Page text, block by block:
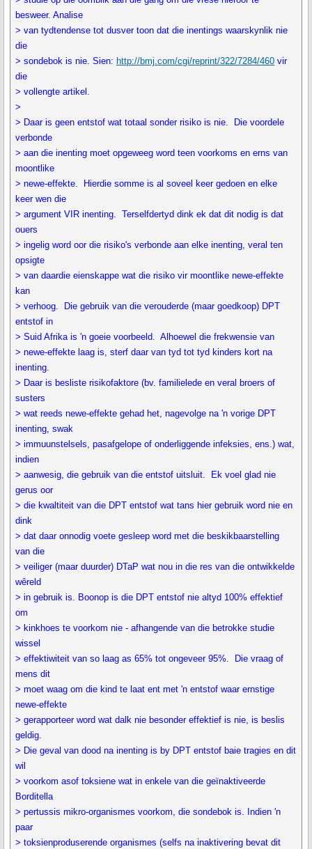
besweer. Analise
> van tydtendense tot dusver toon dat die inentings waarskynlik nie
die
> sondebok is nie. Sien: http://bmj.com/cgi/reprint/322/7284/460 vir
die
> vollengte artikel.
>
> Daar is geen entstof wat totaal sonder risiko is nie. Die voordele
verbonde
> aan die inenting moet opgeweeg word teen voorkoms en erns van
moontlike
> newe-effekte. Hierdie somme is al soveel keer gedoen en elke
keer wen die
> argument VIR inenting. Terselfdertyd dink ek dat dit nodig is dat
ouers
> ingelig word oor die risiko's verbonde aan elke inenting, veral ten
opsigte
> van daardie eienskappe wat die risiko vir moontlike newe-effekte
kan
> verhoog. Die gebruik van die verouderde (maar goedkoop) DPT
entstof in
> Suid Afrika is 'n goeie voorbeeld. Alhoewel die frekwensie van
> newe-effekte laag is, sterf daar van tyd tot tyd kinders kort na
inenting.
> Daar is besliste risikofaktore (bv. familielede en veral broers of
susters
> wat reeds newe-effekte gehad het, nagevolge na 'n vorige DPT
inenting, swak
> immuunstelsels, pasafgelope of onderliggende infeksies, ens.) wat,
indien
> aanwesig, die gebruik van die entstof uitsluit. Ek voel glad nie
gerus oor
> die kwaltiteit van die DPT entstof wat tans hier gebruik word nie en
dink
> dat daar onnodig voete gesleep word met die beskikbaarstelling
van die
> veiliger (maar duurder) DTaP wat nou in die res van die ontwikkelde
wêreld
> in gebruik is. Boonop is die DPT entstof nie altyd 100% effektief
om
> kinkhoes te voorkom nie - afhangende van die betrokke studie
wissel
> effektiwiteit van so laag as 65% tot ongeveer 95%. Die vraag of
mens dit
> moet waag om die kind te laat ent met 'n entstof waar ernstige
newe-effekte
> gerapporteer word wat dalk nie besonder effektief is nie, is beslis
geldig.
> Die geval van dood na inenting is by DPT entstof baie tragies en dit
wil
> voorkom asof toksiene wat in enkele van die geïnaktiveerde
Borditella
> pertussis mikro-organismes voorkom, die sondebok is. Indien 'n
paar
> toksienproduserende organismes (selfs na inaktivering bevat dit